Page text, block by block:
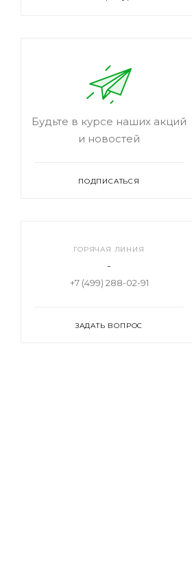
Будьте в курсе наших акций
и новостей
ПОДПИСАТЬСЯ
ГОРЯЧАЯ ЛИНИЯ
-
+7 (499) 288-02-91
ЗАДАТЬ ВОПРОС